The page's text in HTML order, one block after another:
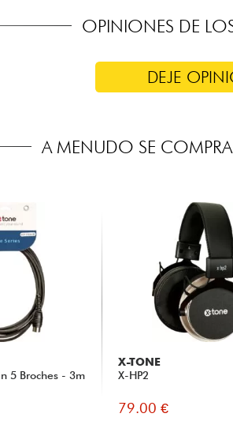
OPINIONES DE
DEJE
A MENUDO SE
5 Broches - 3m
X-TONE
X-HP2
79.00 €